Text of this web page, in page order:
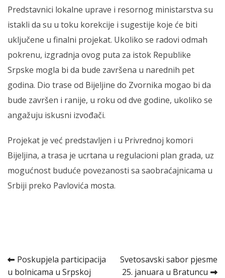
Predstavnici lokalne uprave i resornog ministarstva su
istakli da su u toku korekcije i sugestije koje će biti
uključene u finalni projekat. Ukoliko se radovi odmah
pokrenu, izgradnja ovog puta za istok Republike
Srpske mogla bi da bude završena u narednih pet
godina. Dio trase od Bijeljine do Zvornika mogao bi da
bude završen i ranije, u roku od dve godine, ukoliko se
angažuju iskusni izvođači.
Projekat je već predstavljen i u Privrednoj komori
Bijeljina, a trasa je ucrtana u regulacioni plan grada, uz
mogućnost buduće povezanosti sa saobraćajnicama u
Srbiji preko Pavlovića mosta.
Kretanje
Poskupjela participacija
u bolnicama u Srpskoj
Svetosavski sabor pjesme
25. januara u Bratuncu